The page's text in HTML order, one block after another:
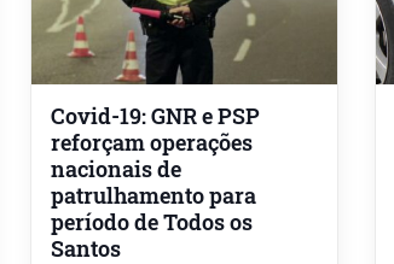
Covid-19: GNR e PSP
reforçam operações
nacionais de
patrulhamento para
período de Todos os
Santos